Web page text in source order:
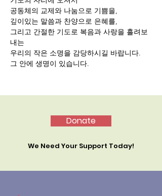
공동체의 교제와 나눔으로 기쁨을,
깊이있는 말씀과 찬양으로 은혜를,
그리고 간절한 기도로 복음과 사랑을 흘려보
내는
우리의 작은 소명을 감당하시길 바랍니다.
그 안에 생명이 있습니다.
Donate
We Need Your Support Today!